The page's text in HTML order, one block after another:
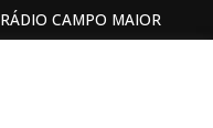
RÁDIO CAMPO MAIOR